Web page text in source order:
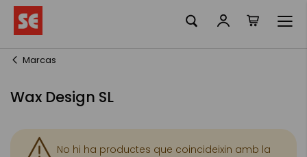
Content
Marcas
Wax Design SL
No hi ha productes que coincideixin amb la